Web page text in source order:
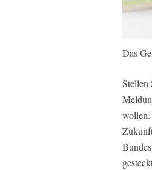
Das
Stellen
wollen.